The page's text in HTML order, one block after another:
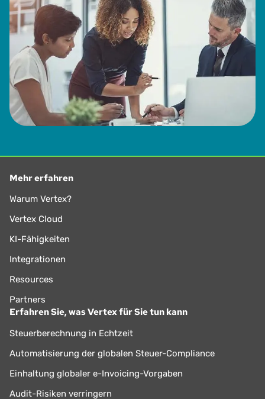
Mehr erfahren
Warum Vertex?
Vertex Cloud
KI-Fähigkeiten
Integrationen
Resources
Partners
Erfahren Sie, was Vertex für Sie tun kann
Steuerberechnung in Echtzeit
Automatisierung der globalen Steuer-Compliance
Einhaltung globaler e-Invoicing-Vorgaben
Audit-Risiken verringern